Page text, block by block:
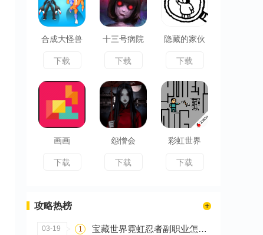
合成大怪兽
下载
十三号病院
下载
隐藏的家伙
下载
画画
下载
怨憎会
下载
彩虹世界
下载
攻略热榜
03-19 1 宝藏世界霓虹忍者副职业怎么选